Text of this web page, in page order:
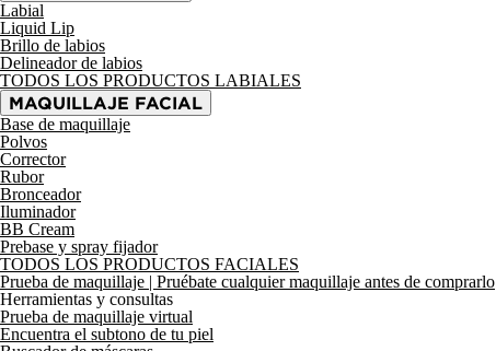
Labial
Liquid Lip
Brillo de labios
Delineador de labios
TODOS LOS PRODUCTOS LABIALES
MAQUILLAJE FACIAL
Base de maquillaje
Polvos
Corrector
Rubor
Bronceador
Iluminador
BB Cream
Prebase y spray fijador
TODOS LOS PRODUCTOS FACIALES
Prueba de maquillaje | Pruébate cualquier maquillaje antes de comprarlo
Herramientas y consultas
Prueba de maquillaje virtual
Encuentra el subtono de tu piel